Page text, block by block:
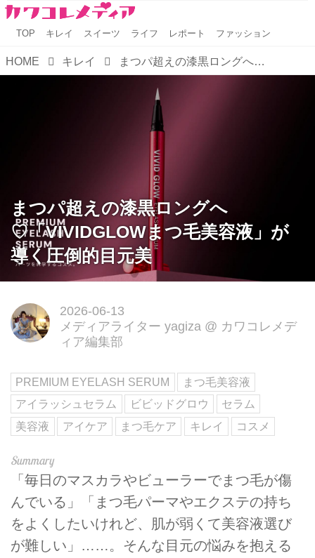
TOP キレイ スイーツ ライフ レポート ファッション
HOME キレイ まつパ超えの漆黒ロングへ♡「VIVIDGLOWまつ毛美容液」が導く圧倒的目元美
まつパ超えの漆黒ロングへ
♡「VIVIDGLOWまつ毛美容液」が
導く圧倒的目元美
2026-06-13
メディアライター yagiza @ カワコレメデ
ィア編集部
PREMIUM EYELASH SERUM
まつ毛美容液
アイラッシュセラム
ビビッドグロウ
セラム
美容液
アイケア まつ毛ケア キレイ コスメ
「毎日のマスカラやビューラーでまつ毛が傷
んでいる」「まつ毛パーマやエクステの持ち
をよくしたいけれど、肌が弱くて美容液選び
が難しい」……。そんな目元の悩みを抱える